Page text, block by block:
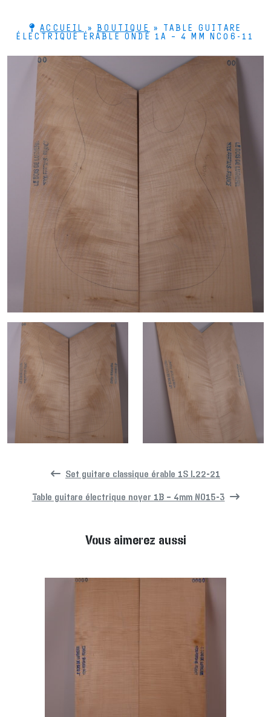
ACCUEIL »BOUTIQUE » TABLE GUITARE
ÉLECTRIQUE ÉRABLE ONDÉ 1A – 4 MM NC06-11
Set guitare classique érable 1S L22-21
Table guitare électrique noyer 1B – 4mm NO15-3
Vous aimerez aussi